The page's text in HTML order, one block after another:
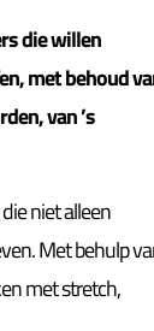
die willen
met behoud
van ’s
niet alleen
Met behulp
met stretch,